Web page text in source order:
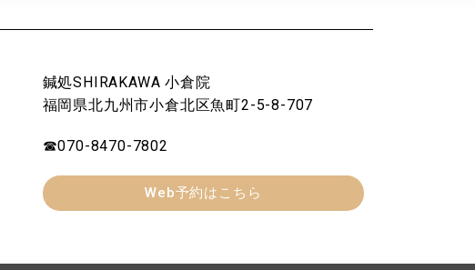
鍼処SHIRAKAWA 小倉院
福岡県北九州市小倉北区魚町2-5-8-707
☎070-8470-7802
Web予約はこちら